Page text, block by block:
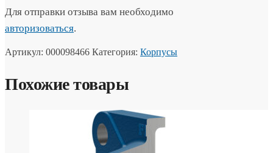
Для отправки отзыва вам необходимо
авторизоваться.
Артикул: 000098466 Категория: Корпусы
Похожие товары